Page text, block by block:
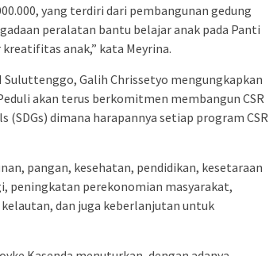
yang terdiri dari pembangunan gedung
peralatan bantu belajar anak pada Panti
anak,” kata Meyrina.
Suluttenggo, Galih Chrissetyo mengungkapkan
akan terus berkomitmen membangun CSR
dimana harapannya setiap program CSR
pangan, kesehatan, pendidikan, kesetaraan
peningkatan perekonomian masyarakat,
dan juga keberlanjutan untuk